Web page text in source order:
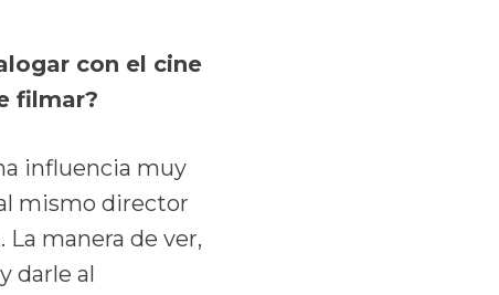
con el cine
filmar?
influencia muy
mismo director
La manera de ver,
darle al